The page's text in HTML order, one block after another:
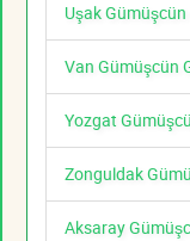
Uşak
Van Gümüşcün
Yozgat
Zonguldak
Aksaray